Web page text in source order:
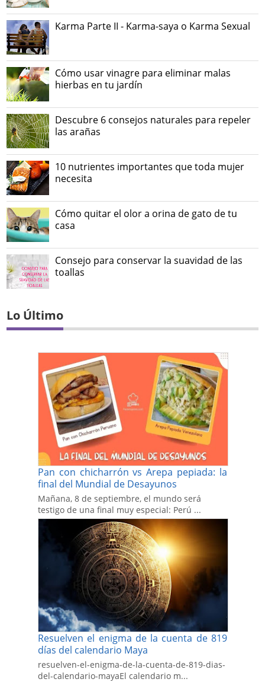
Karma Parte II - Karma-saya o Karma Sexual
Cómo usar vinagre para eliminar malas
hierbas en tu jardín
Descubre 6 consejos naturales para repeler
las arañas
10 nutrientes importantes que toda mujer
necesita
Cómo quitar el olor a orina de gato de tu
casa
Consejo para conservar la suavidad de las
toallas
Lo Último
Pan con chicharrón vs Arepa pepiada: la
final del Mundial de Desayunos
Mañana, 8 de septiembre, el mundo será
testigo de una final muy especial: Perú ...
Resuelven el enigma de la cuenta de 819
días del calendario Maya
resuelven-el-enigma-de-la-cuenta-de-819-dias-
del-calendario-mayaEl calendario m...